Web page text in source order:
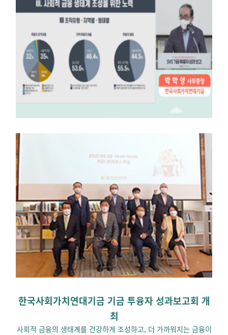
한국사회가치연대기금 기금 투융자 성과보고회 개
최
사회적 금융의 생태계를 건강하게 조성하고, 더 가까워지는 금융이